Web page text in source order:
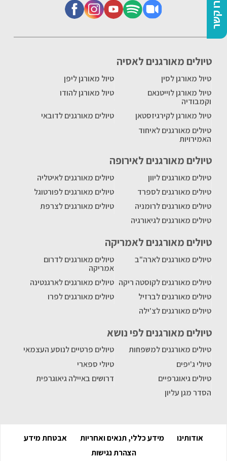
צרו קשר
טיולים מאורגנים לאסיה
טיול מאורגן לסין
טיול מאורגן ליפן
טיול מאורגן לוייטנאם
וקמבודיה
טיול מאורגן להודו
טיול מאורגן לקירגיזסטאן
טיולים מאורגנים לדובאי
טיולים מאורגנים לאיחוד
האמירויות
טיולים מאורגנים לאירופה
טיולים מאורגנים ליוון
טיולים מאורגנים לאיטליה
טיולים מאורגנים לספרד
טיולים מאורגנים לפורטוגל
טיולים מאורגנים לרומניה
טיולים מאורגנים לצרפת
טיולים מאורגנים לגיאורגיה
טיולים מאורגנים לאמריקה
טיולים מאורגנים לארה"ב
טיולים מאורגנים לדרום
אמריקה
טיולים מאורגנים לקוסטה ריקה טיולים מאורגנים לארגנטינה
טיולים מאורגנים לברזיל
טיולים מאורגנים לפרו
טיולים מאורגנים לצ'ילה
טיולים מאורגנים לפי נושא
טיולים מאורגנים למשפחות
טיולים פרטיים לנוסע העצמאי
טיולי ג'יפים
טיולי ספארי
טיולים גיאוגרפיים
דרושים באיילה גיאוגרפית
הסדר מגן עליון
אודותינו מידע כללי, תנאים ואחריות
אבטחת מידע
הצהרת נגישות